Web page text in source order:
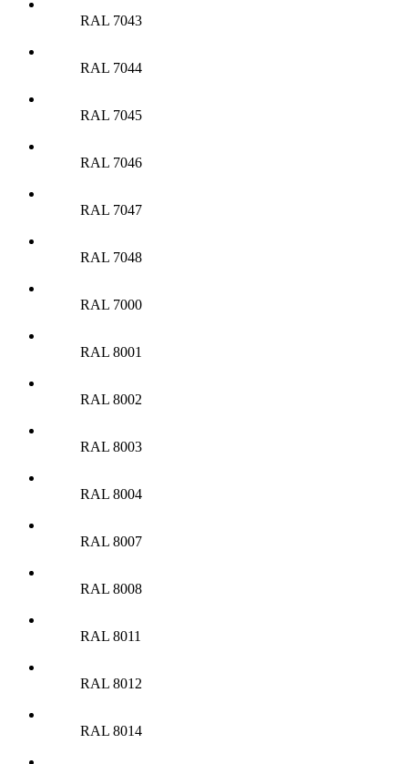
RAL 7043
RAL 7044
RAL 7045
RAL 7046
RAL 7047
RAL 7048
RAL 7000
RAL 8001
RAL 8002
RAL 8003
RAL 8004
RAL 8007
RAL 8008
RAL 8011
RAL 8012
RAL 8014